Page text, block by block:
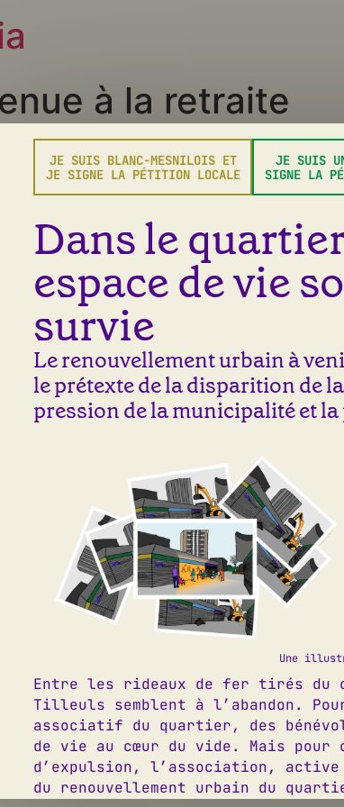
à la retraite
jeunes retraités, cet atelier vous permettra
le PRIF et Neosilver.
JE SUIS BLANC-MESNILOIS ET
JE SIGNE LA PÉTITION LOCALE
JE SUIS
SIGNE LA
Dans le
espace de vie
survie
Le renouvellement urbain à
le prétexte de la disparition de
pression de la municipalité et
Une
Entre les rideaux de fer tirés du
Tilleuls semblent à l’abandon.
associatif du quartier, des
de vie au cœur du vide. Mais pour
d’expulsion, l’association,
du renouvellement urbain du